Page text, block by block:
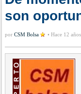
son
por CSM Bolsa • Hace 12 años